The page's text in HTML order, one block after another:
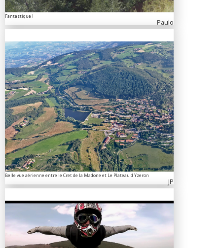
Fantastique !
Paulo
Belle vue aérienne entre le Cret de la Madone et Le Plateau d Yzeron
JP